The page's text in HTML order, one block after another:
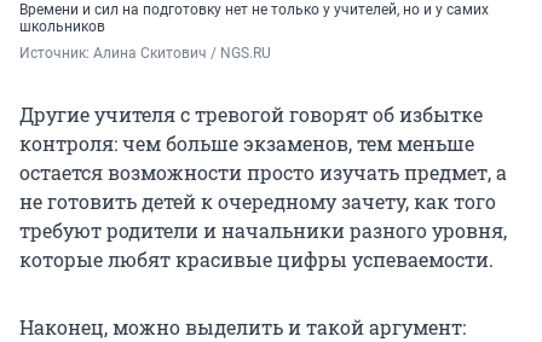
Времени и сил на подготовку нет не только у учителей, но и у самих
школьников
Источник: Алина Скитович / NGS.RU
Другие учителя с тревогой говорят об избытке
контроля: чем больше экзаменов, тем меньше
остается возможности просто изучать предмет, а
не готовить детей к очередному зачету, как того
требуют родители и начальники разного уровня,
которые любят красивые цифры успеваемости.
Наконец, можно выделить и такой аргумент: